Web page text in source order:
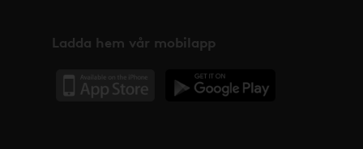
Ladda hem vår mobilapp